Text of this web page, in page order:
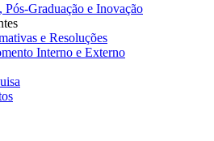
Pós-Graduação e Inovação
e Resoluções
Interno e Externo